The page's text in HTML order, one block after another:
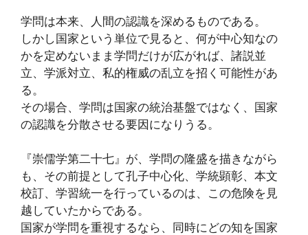
学問は本来、人間の認識を深めるものである。
しかし国家という単位で見ると、何が中心知なの
かを定めないまま学問だけが広がれば、諸説並
立、学派対立、私的権威の乱立を招く可能性があ
る。
その場合、学問は国家の統治基盤ではなく、国家
の認識を分散させる要因になりうる。
『崇儒学第二十七』が、学問の隆盛を描きながら
も、その前提として孔子中心化、学統顕彰、本文
校訂、学習統一を行っているのは、この危険を見
越していたからである。
国家が学問を重視するなら、同時にどの知を国家